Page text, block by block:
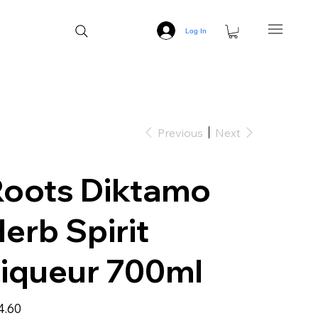
Log In
Previous Next
Diktamo
Spirit
700ml